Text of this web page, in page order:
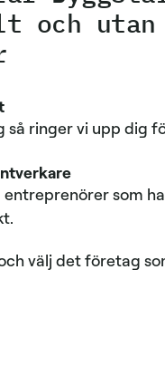
och utan
så ringer vi upp dig
som
välj det företag